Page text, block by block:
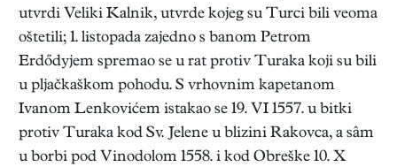
utvrdi Veliki Kalnik, utvrde kojeg su Turci bili veoma
oštetili; 1. listopada zajedno s banom Petrom
Erdődyjem spremao se u rat protiv Turaka koji su bili
u pljačkaškom pohodu. S vrhovnim kapetanom
Ivanom Lenkovićem istakao se 19. VI 1557. u bitki
protiv Turaka kod Sv. Jelene u blizini Rakovca, a sâm
u borbi pod Vinodolom 1558. i kod Obreške 10. X